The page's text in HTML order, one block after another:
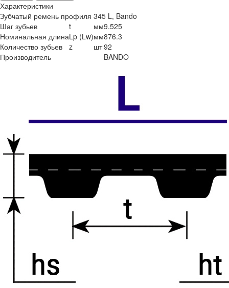
Характеристики
Зубчатый ремень профиля 345 L, Bando
Шаг зубьев
t мм9.525
Номинальная длинаLp (Lw)мм876.3
Количество зубьев
z шт92
Производитель
BANDO